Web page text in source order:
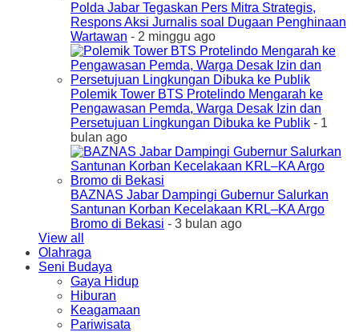
Polda Jabar Tegaskan Pers Mitra Strategis,
Respons Aksi Jurnalis soal Dugaan Penghinaan
Wartawan - 2 minggu ago
Polemik Tower BTS Protelindo Mengarah ke
Pengawasan Pemda, Warga Desak Izin dan
Persetujuan Lingkungan Dibuka ke Publik - 1
bulan ago
BAZNAS Jabar Dampingi Gubernur Salurkan
Santunan Korban Kecelakaan KRL–KA Argo
Bromo di Bekasi - 3 bulan ago
View all
Olahraga
Seni Budaya
Gaya Hidup
Hiburan
Keagamaan
Pariwisata